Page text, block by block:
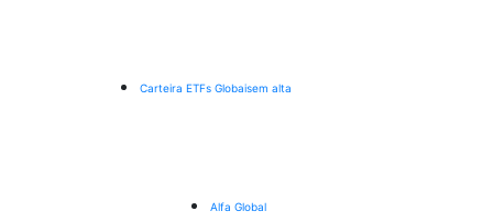
Carteira ETFs Globaisem alta
Alfa Global